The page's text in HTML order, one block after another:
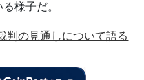
様子だ。
判の見通しについて語る